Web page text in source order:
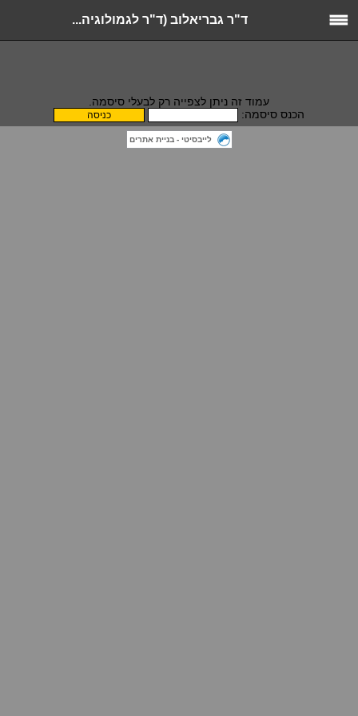
ד"ר גבריאלוב (ד"ר לגמולוגיה...
עמוד זה ניתן לצפייה רק לבעלי סיסמה.
הכנס סיסמה:
לייבסיטי - בניית אתרים